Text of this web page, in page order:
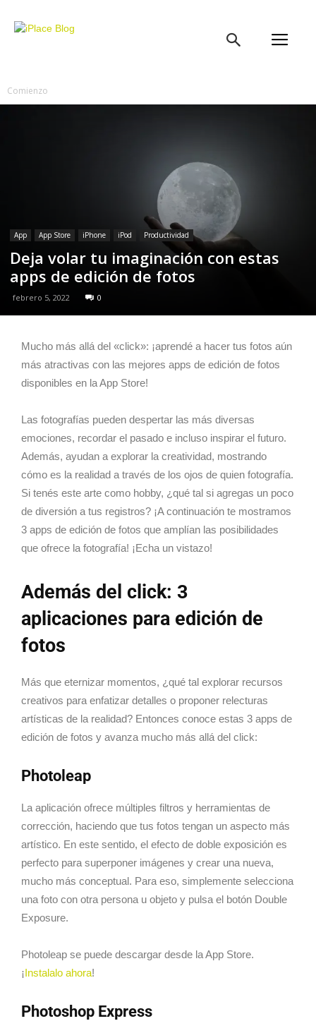
Comienzo
App App Store iPhone iPod Productividad
Deja volar tu imaginación con estas
apps de edición de fotos
febrero 5, 2022 0
Mucho más allá del «click»: ¡aprendé a hacer tus fotos aún
más atractivas con las mejores apps de edición de fotos
disponibles en la App Store!
Las fotografías pueden despertar las más diversas
emociones, recordar el pasado e incluso inspirar el futuro.
Además, ayudan a explorar la creatividad, mostrando
cómo es la realidad a través de los ojos de quien fotografía.
Si tenés este arte como hobby, ¿qué tal si agregas un poco
de diversión a tus registros? ¡A continuación te mostramos
3 apps de edición de fotos que amplían las posibilidades
que ofrece la fotografía! ¡Echa un vistazo!
Además del click: 3
aplicaciones para edición de
fotos
Más que eternizar momentos, ¿qué tal explorar recursos
creativos para enfatizar detalles o proponer relecturas
artísticas de la realidad? Entonces conoce estas 3 apps de
edición de fotos y avanza mucho más allá del click:
Photoleap
La aplicación ofrece múltiples filtros y herramientas de
corrección, haciendo que tus fotos tengan un aspecto más
artístico. En este sentido, el efecto de doble exposición es
perfecto para superponer imágenes y crear una nueva,
mucho más conceptual. Para eso, simplemente selecciona
una foto con otra persona u objeto y pulsa el botón Double
Exposure.
Photoleap se puede descargar desde la App Store.
¡Instalalo ahora!
Photoshop Express